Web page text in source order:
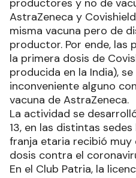
AstraZeneca y
misma vacuna pero de
productor. Por ende, las
la primera dosis de
producida en la India),
inconveniente alguno
vacuna de AstraZeneca.
La actividad se
13, en las distintas
franja etaria recibió
dosis contra el
En el Club Patria, la